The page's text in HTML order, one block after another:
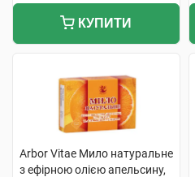
КУПИТИ
Arbor Vitae Мило натуральне
з ефірною олією апельсину,